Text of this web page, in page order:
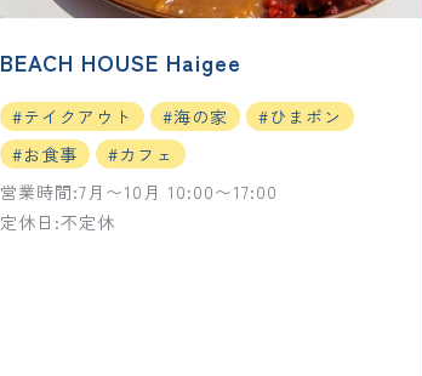
BEACH HOUSE Haigee
#テイクアウト #海の家
#ひまポン
#お食事
#カフェ
営業時間:7月〜10月 10:00〜17:00
定休日:不定休